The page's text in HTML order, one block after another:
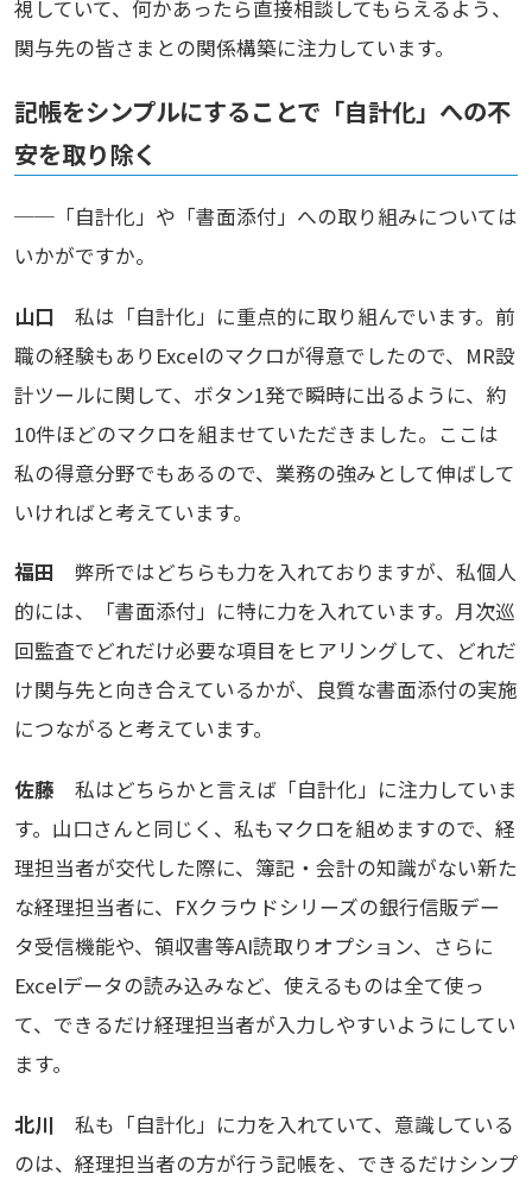
視していて、何かあったら直接相談してもらえるよう、
関与先の皆さまとの関係構築に注力しています。
記帳をシンプルにすることで「自計化」への不
安を取り除く
──「自計化」や「書面添付」への取り組みについては
いかがですか。
山口 私は「自計化」に重点的に取り組んでいます。前
職の経験もありExcelのマクロが得意でしたので、MR設
計ツールに関して、ボタン1発で瞬時に出るように、約
10件ほどのマクロを組ませていただきました。ここは
私の得意分野でもあるので、業務の強みとして伸ばして
いければと考えています。
福田 弊所ではどちらも力を入れておりますが、私個人
的には、「書面添付」に特に力を入れています。月次巡
回監査でどれだけ必要な項目をヒアリングして、どれだ
け関与先と向き合えているかが、良質な書面添付の実施
につながると考えています。
佐藤私はどちらかと言えば「自計化」に注力していま
す。山口さんと同じく、私もマクロを組めますので、経
理担当者が交代した際に、簿記・会計の知識がない新た
な経理担当者に、FXクラウドシリーズの銀行信販デー
タ受信機能や、領収書等AI読取りオプション、さらに
Excelデータの読み込みなど、使えるものは全て使っ
て、できるだけ経理担当者が入力しやすいようにしてい
ます。
北川 私も「自計化」に力を入れていて、意識している
のは、経理担当者の方が行う記帳を、できるだけシンプ